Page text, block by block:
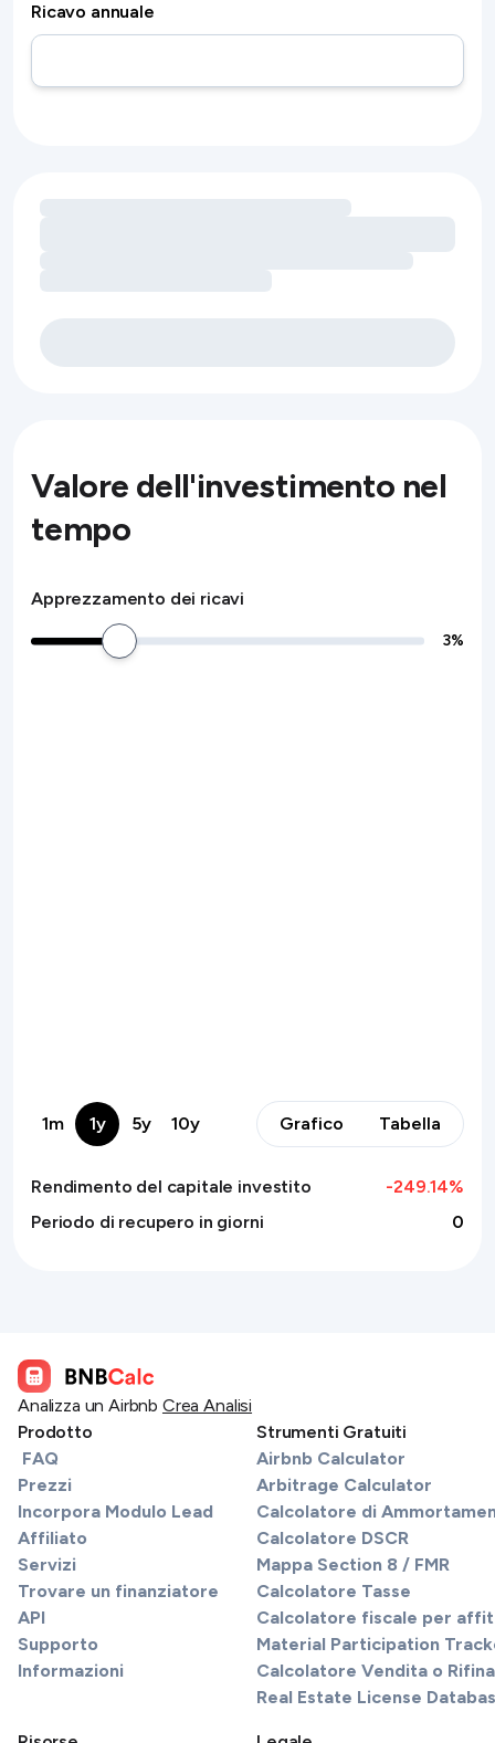
Ricavo annuale
Valore dell'investimento nel
tempo
Apprezzamento dei ricavi
3%
1m 1y 5y 10y Grafico Tabella
Rendimento del capitale investito -249.14%
Periodo di recupero in giorni
0
Analizza un Airbnb Crea Analisi
Prodotto
FAQ
Prezzi
Incorpora Modulo Lead
Affiliato
Servizi
Trovare un finanziatore
API
Supporto
Informazioni
Strumenti Gratuiti
Airbnb Calculator
Arbitrage Calculator
Calcolatore di
Calcolatore DSCR
Mappa Section 8 / FMR
Calcolatore Tasse
Calcolatore fiscale per
Material Participation
Calcolatore Vendita o
Real Estate License